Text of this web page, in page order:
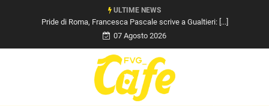
ULTIME NEWS
Pride di Roma, Francesca Pascale scrive a Gualtieri: [...]
07 Agosto 2026